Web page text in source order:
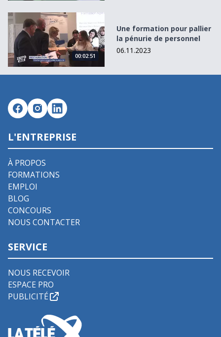
Une formation pour pallier la pénurie de personnel
00:02:51
Une formation pour pallier
la pénurie de personnel
06.11.2023
L'ENTREPRISE
À PROPOS
FORMATIONS
EMPLOI
BLOG
CONCOURS
NOUS CONTACTER
SERVICE
NOUS RECEVOIR
ESPACE PRO
PUBLICITÉ